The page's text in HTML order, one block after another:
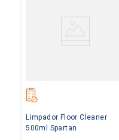
Limpador Floor Cleaner
500ml Spartan